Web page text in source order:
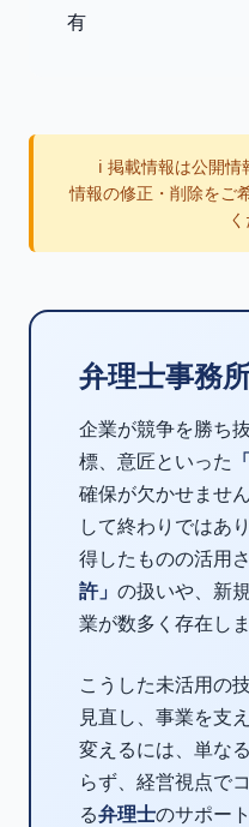
有
ℹ️ 掲載情報は公開情
情報の修正・削除をご
弁理士事務
企業が競争を勝ち
標、意匠といった
確保が欠かせませ
して終わりではあ
得したものの活用
許」 の扱いや、新
業が数多く存在しま
こうした未活用の
見直し、事業を支
変えるには、単な
らず、経営視点で
る弁理士のサポー